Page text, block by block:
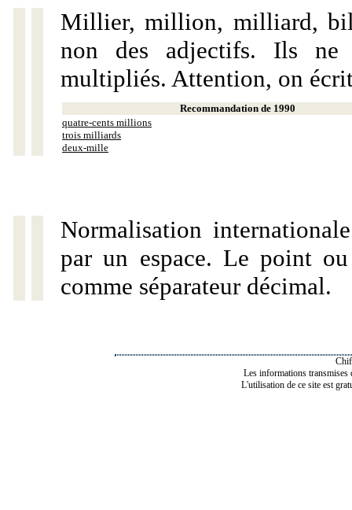
Millier, million, milliard,
non des adjectifs. Ils ne
multipliés. Attention, on
Recommandation de 1990
quatre-cents millions
trois milliards
deux-mille
Normalisation
par un espace. Le point
comme séparateur décimal.
Les informations transmises
L'utilisation de ce site est